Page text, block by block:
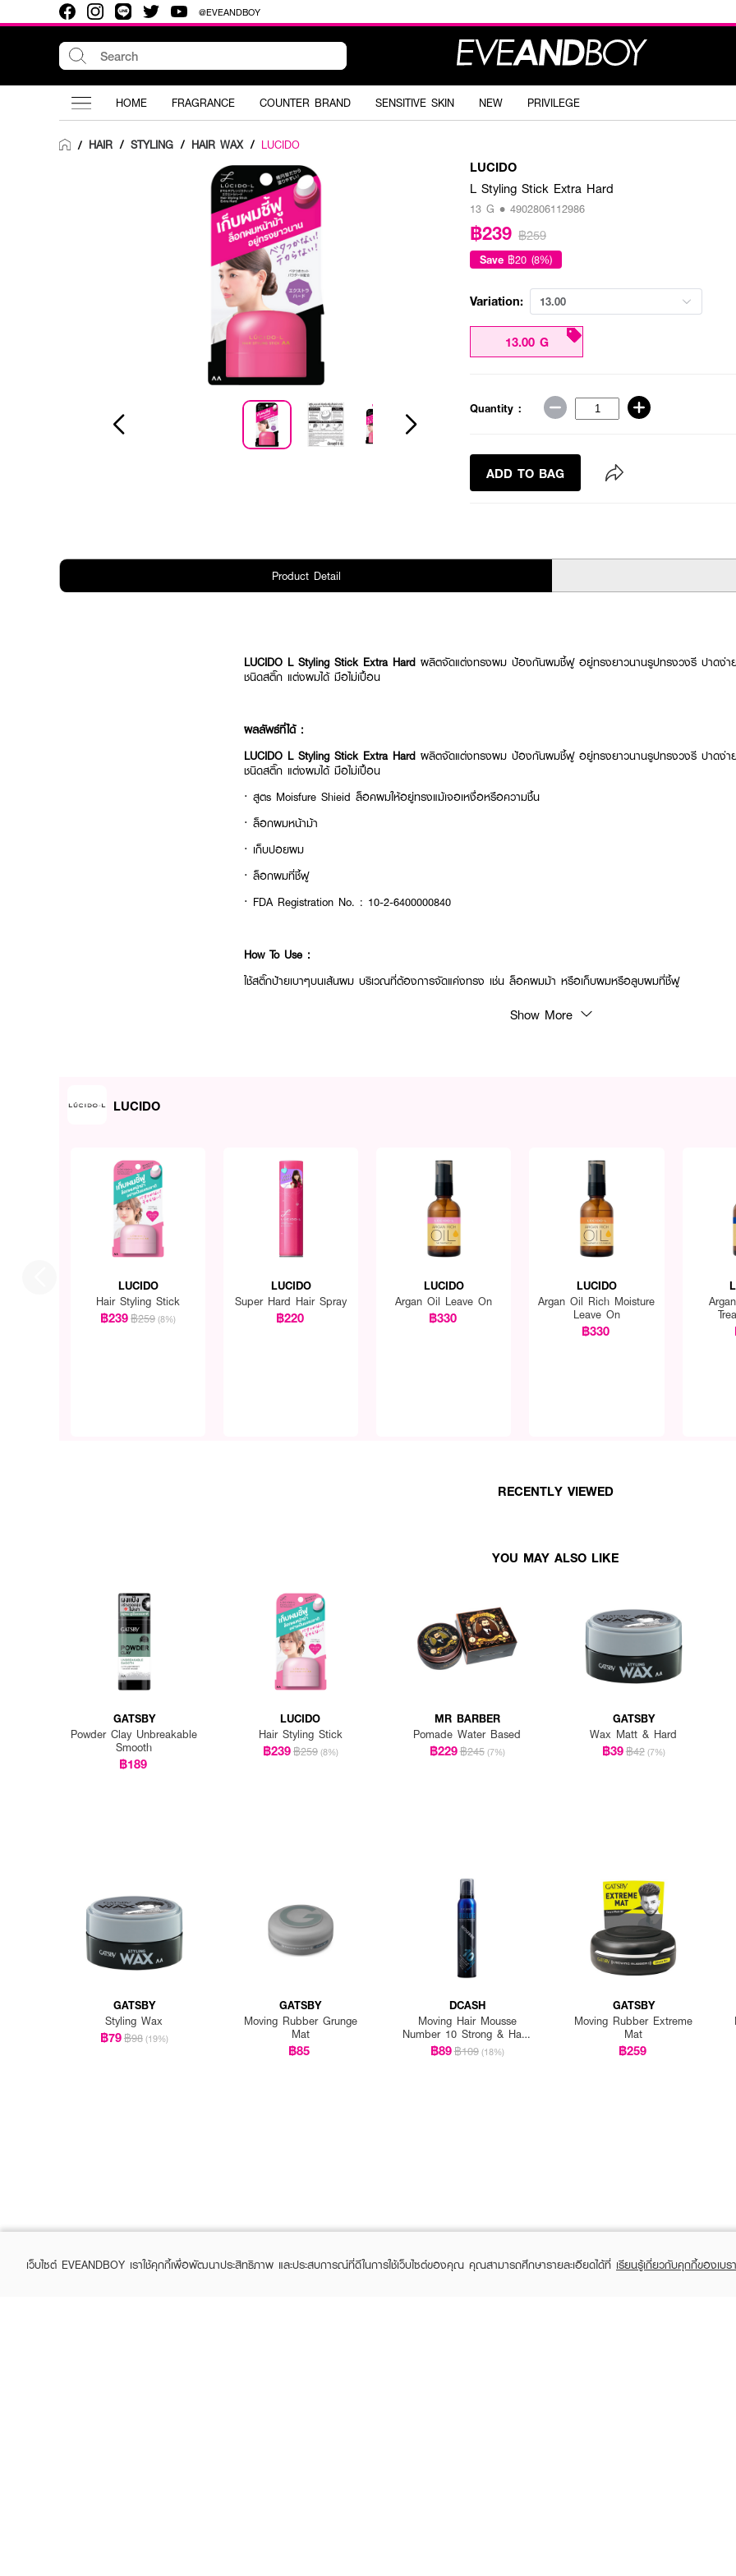
@EVEANDBOY
HOME FRAGRANCE COUNTER BRAND SENSITIVE SKIN NEW PRIVILEGE
/ HAIR / STYLING / HAIR WAX / LUCIDO
LUCIDO
L Styling Stick Extra Hard
13 G • 4902806112986
฿239 ฿259
Save ฿20 (8%)
Variation: 13.00
13.00 G
Quantity :
ADD TO BAG
Product Detail
LUCIDO L Styling Stick Extra Hard ผลิตจัดแต่งทรงผม ป้องกันผมชี้ฟู อยู่ทรงยาวนานรูปทรงวงรี ปาดง่าย
ชนิดสติ๊ก แต่งผมได้ มือไม่เปื้อน
ผลลัพธ์ที่ได้ :
LUCIDO L Styling Stick Extra Hard ผลิตจัดแต่งทรงผม ป้องกันผมชี้ฟู อยู่ทรงยาวนานรูปทรงวงรี ปาดง่าย
ชนิดสติ๊ก แต่งผมได้ มือไม่เปื้อน
· สูตs Moisfure Shieid ล็อคผมให้อยู่ทรงแม้เจอเหงื่อหรือความชื้น
· ล็อกผมหน้าม้า
· เก็บปอยผม
· ล็อกผมที่ชี้ฟู
· FDA Registration No. : 10-2-6400000840
How To Use :
ใช้สติ๊กป้ายเบาๆบนเส้นผม บริเวณที่ต้องการจัดแค่งทรง เช่น ล็อคผมม้า หรือเก็บผมหรือลูบผมที่ชี้ฟู
Show More
LUCIDO
LUCIDO
Hair Styling Stick
฿239฿259 (8%)
LUCIDO
Super Hard Hair Spray
฿220
LUCIDO
Argan Oil Leave On
฿330
LUCIDO
Argan Oil Rich Moisture
Leave On
฿330
RECENTLY VIEWED
YOU MAY ALSO LIKE
GATSBY
Powder Clay Unbreakable
Smooth
฿189
LUCIDO
Hair Styling Stick
฿239฿259 (8%)
MR BARBER
Pomade Water Based
฿229฿245 (7%)
GATSBY
Wax Matt & Hard
฿39฿42 (7%)
GATSBY
Styling Wax
฿79฿98 (19%)
GATSBY
Moving Rubber Grunge
Mat
฿85
DCASH
Moving Hair Mousse
Number 10 Strong & Hard
Hold
฿89฿109 (18%)
GATSBY
Moving Rubber Extreme
Mat
฿259
เว็บไซต์ EVEANDBOY เราใช้คุกกี้เพื่อพัฒนาประสิทธิภาพ และประสบการณ์ที่ดีในการใช้เว็บไซต์ของคุณ คุณสามารถศึกษารายละเอียดได้ที่ เรียนรู้เกี่ยวกับคุกกี้ของเบร